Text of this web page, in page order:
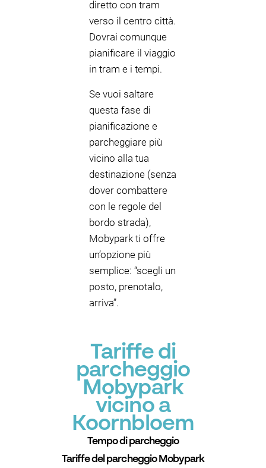
diretto con tram
verso il centro città.
Dovrai comunque
pianificare il viaggio
in tram e i tempi.
Se vuoi saltare
questa fase di
pianificazione e
parcheggiare più
vicino alla tua
destinazione (senza
dover combattere
con le regole del
bordo strada),
Mobypark ti offre
un’opzione più
semplice: “scegli un
posto, prenotalo,
arriva”.
Tariffe di
parcheggio
Mobypark
vicino a
Koornbloem
Tempo di parcheggio
Tariffe del parcheggio Mobypark